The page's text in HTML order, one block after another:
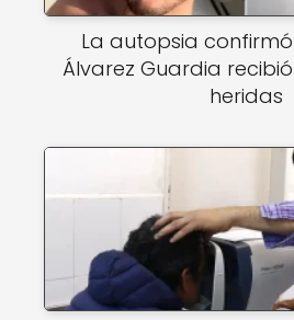
La autopsia
Álvarez Guardia
heridas